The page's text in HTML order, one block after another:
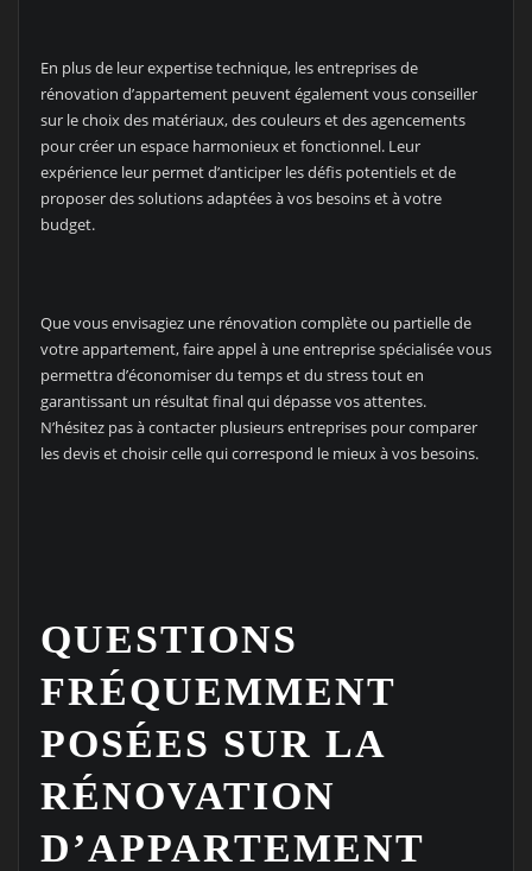
En plus de leur expertise technique, les entreprises de
rénovation d’appartement peuvent également vous conseiller
sur le choix des matériaux, des couleurs et des agencements
pour créer un espace harmonieux et fonctionnel. Leur
expérience leur permet d’anticiper les défis potentiels et de
proposer des solutions adaptées à vos besoins et à votre
budget.
Que vous envisagiez une rénovation complète ou partielle de
votre appartement, faire appel à une entreprise spécialisée vous
permettra d’économiser du temps et du stress tout en
garantissant un résultat final qui dépasse vos attentes.
N’hésitez pas à contacter plusieurs entreprises pour comparer
les devis et choisir celle qui correspond le mieux à vos besoins.
QUESTIONS
FRÉQUEMMENT
POSÉES SUR LA
RÉNOVATION
D’APPARTEMENT